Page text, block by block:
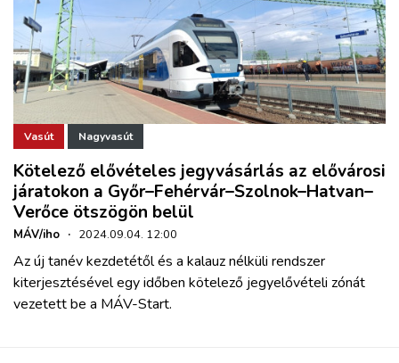
Vasút Nagyvasút
Kötelező elővételes jegyvásárlás az elővárosi
járatokon a Győr–Fehérvár–Szolnok–Hatvan–
Verőce ötszögön belül
MÁV/iho · 2024.09.04. 12:00
Az új tanév kezdetétől és a kalauz nélküli rendszer
kiterjesztésével egy időben kötelező jegyelővételi zónát
vezetett be a MÁV-Start.